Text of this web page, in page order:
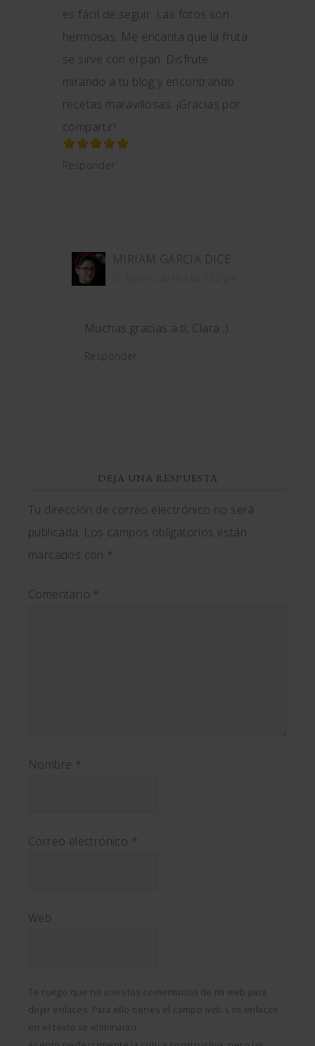
es fácil de seguir. Las fotos son
hermosas. Me encanta que la fruta
se sirve con el pan. Disfruté
mirando a tu blog y encontrando
recetas maravillosas. ¡Gracias por
compartir!
Responder
MIRIAM GARCIA DICE
Muchas gracias a ti, Clara ;).
Responder
DEJA UNA RESPUESTA
Tu dirección de correo electrónico no será
publicada. Los campos obligatorios están
marcados con *
Comentario *
Nombre *
Correo electrónico *
Web
Te ruego que no uses los comentarios de mi web para
dejar enlaces. Para ello tienes el campo web . Los enlaces
en el texto se eliminarán.